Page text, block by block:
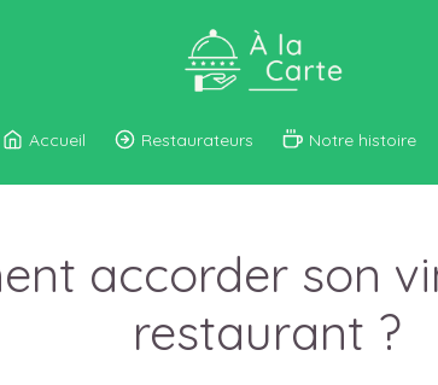
Accueil Restaurateurs Notre histoire
accorder son
restaurant ?